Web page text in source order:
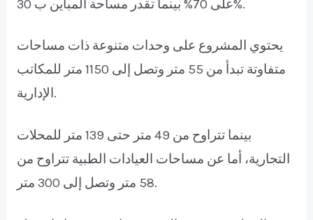
على 70% بينما تقدر مساحة المباين ب 30%.
يحتوي المشروع على وحدات متنوعة ذات مساحات
متفاوتة تبدأ من 55 متر وتصل إلى 1150 متر للمكاتب
الإدارية.
بينما تتراوح من 49 متر حتى 139 متر للمحلات
التجارية، أما عن مساحات العيادات الطبية تتراوح من
58 متر وتصل إلى 300 متر.